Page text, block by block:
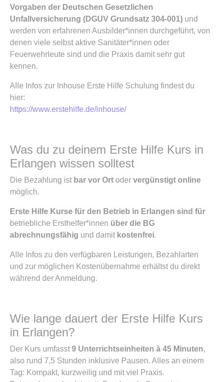
Vorgaben der Deutschen Gesetzlichen
Unfallversicherung (DGUV Grundsatz 304-001) und
werden von erfahrenen Ausbilder*innen durchgeführt, von
denen viele selbst aktive Sanitäter*innen oder
Feuerwehrleute sind und die Praxis damit sehr gut
kennen.
Alle Infos zur Inhouse Erste Hilfe Schulung findest du
hier:
https://www.erstehilfe.de/inhouse/
Was du zu deinem Erste Hilfe Kurs in
Erlangen wissen solltest
Die Bezahlung ist bar vor Ort oder vergünstigt online
möglich.
Erste Hilfe Kurse für den Betrieb in Erlangen sind für
betriebliche Ersthelfer*innen über die BG
abrechnungsfähig und damit kostenfrei.
Alle Infos zu den verfügbaren Leistungen, Bezahlarten
und zur möglichen Kostenübernahme erhältst du direkt
während der Anmeldung.
Wie lange dauert der Erste Hilfe Kurs
in Erlangen?
Der Kurs umfasst 9 Unterrichtseinheiten à 45 Minuten,
also rund 7,5 Stunden inklusive Pausen. Alles an einem
Tag: Kompakt, kurzweilig und mit viel Praxis.